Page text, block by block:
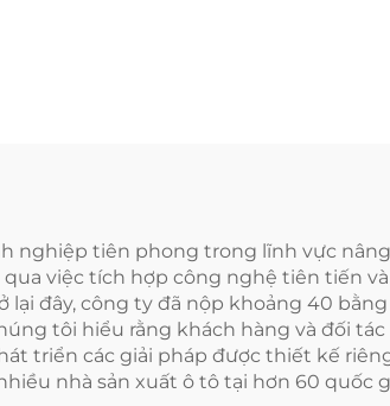
nghiệp tiên phong trong lĩnh vực
việc tích hợp công nghệ tiên tiến
đây, công ty đã nộp khoảng 40
tôi hiểu rằng khách hàng và đối
triển các giải pháp được thiết kế
nhà sản xuất ô tô tại hơn 60 quốc